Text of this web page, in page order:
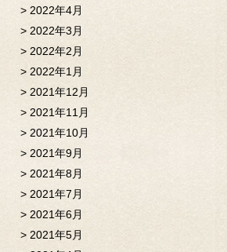
2022年4月
2022年3月
2022年2月
2022年1月
2021年12月
2021年11月
2021年10月
2021年9月
2021年8月
2021年7月
2021年6月
2021年5月